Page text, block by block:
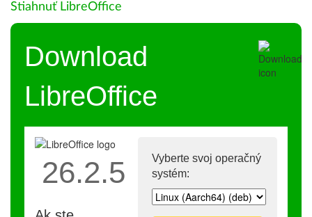
Stiahnuť LibreOffice
Download
LibreOffice
Vyberte svoj operačný
systém:
26.2.5